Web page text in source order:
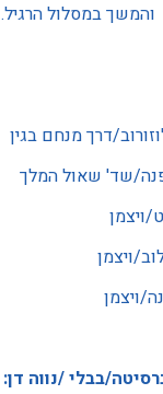
והמשך במסלול הרגיל.
בבלי /נווה דן: